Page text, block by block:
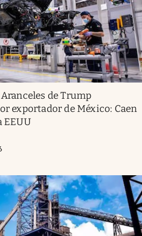
Aranceles de Trump
exportador de México: Caen
EEUU